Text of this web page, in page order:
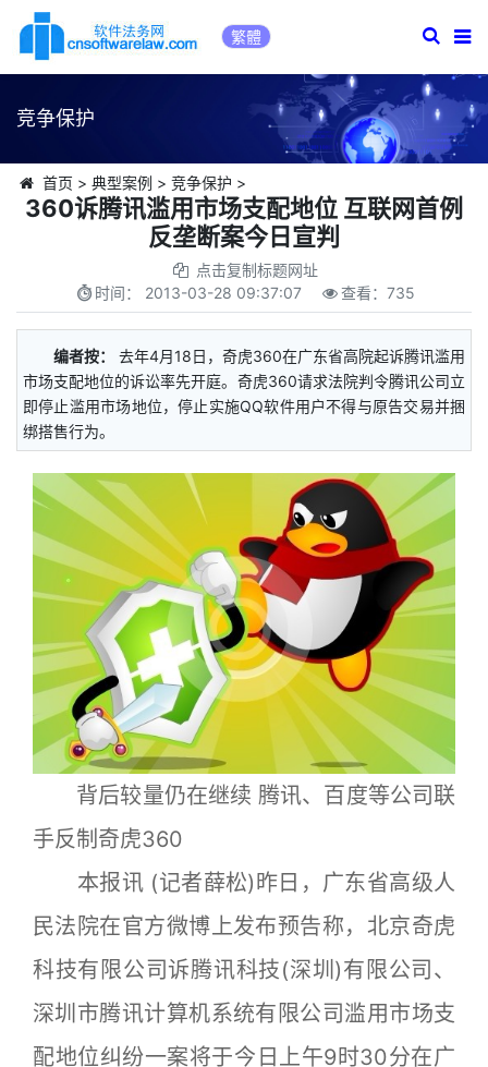
繁體
竞争保护
首页 > 典型案例 > 竞争保护 >
360诉腾讯滥用市场支配地位 互联网首例
反垄断案今日宣判
点击复制标题网址
时间： 2013-03-28 09:37:07 查看： 735
编者按：
去年4月18日，奇虎360在广东省高院起诉腾讯滥用
市场支配地位的诉讼率先开庭。奇虎360请求法院判令腾讯公司立
即停止滥用市场地位，停止实施QQ软件用户不得与原告交易并捆
绑搭售行为。
背后较量仍在继续 腾讯、百度等公司联
手反制奇虎360
本报讯 (记者薛松)昨日，广东省高级人
民法院在官方微博上发布预告称，北京奇虎
科技有限公司诉腾讯科技(深圳)有限公司、
深圳市腾讯计算机系统有限公司滥用市场支
配地位纠纷一案将于今日上午9时30分在广